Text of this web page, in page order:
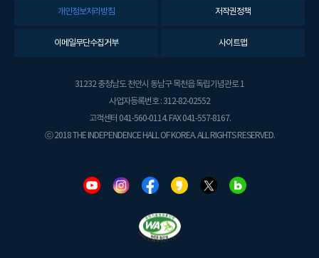
개인정보처리방침 저작권정책
이메일무단수집거부 사이트맵
31232 충청남도 천안시 동남구 목천읍 독립기념관로 1
사업자등록번호 : 312-82-02552
고객센터 041-560-0114. FAX 041-557-8167.
ⓒ 2018 THE INDEPENDENCE HALL OF KOREA. ALL RIGHTS RESERVED.